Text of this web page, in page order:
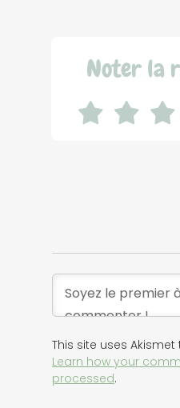
Noter la
This site uses
Learn how your
processed.